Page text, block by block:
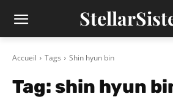
Accueil Tags Shin hyun bin
Tag:shin hyun